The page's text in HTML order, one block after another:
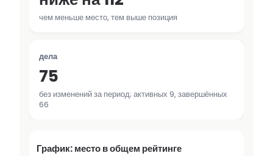
чем меньше место, тем выше позиция
дела
75
без изменений за период; активных 9, завершённых
66
График: место в общем рейтинге